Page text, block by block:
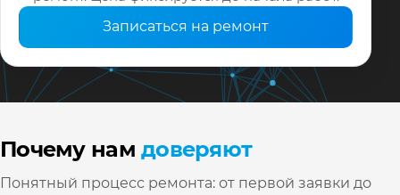
Записаться на ремонт
Почему намдоверяют
Понятный процесс ремонта: от первой заявки до